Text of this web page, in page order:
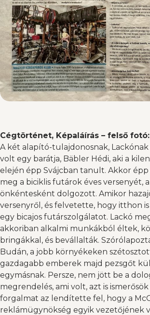
Cégtörténet, Képaláírás – felső fotó:
A két alapító-tulajdonosnak,
volt egy barátja, Bäbler Hédi, aki a
elején épp Svájcban tanult. Akkor
meg a biciklis futárok éves versenyét,
önkéntesként dolgozott. Amikor
versenyről, és felvetette, hogy itthon
egy bicajos futárszolgálatot. Lackó
akkoriban alkalmi munkákból éltek,
bringákkal, és bevállalták.
Budán, a jobb környékeken
gazdagabb emberek majd pezsgőt
egymásnak. Persze, nem jött be a
megrendelés, ami volt, azt is
forgalmat az lendítette fel, hogy a
reklámügynökség egyik vezetőjének